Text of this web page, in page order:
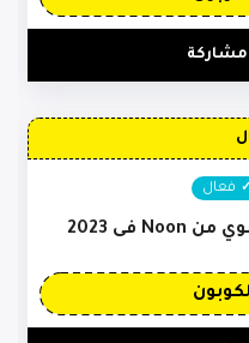
مشاركة
فعال